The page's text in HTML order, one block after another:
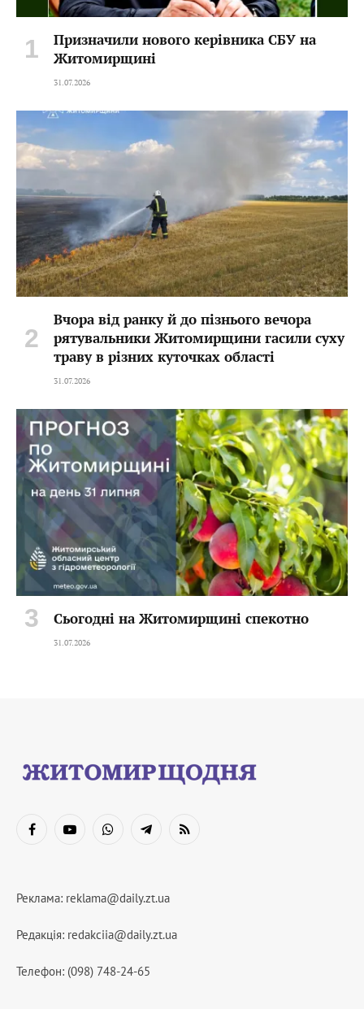
Призначили нового керівника СБУ на
Житомирщині
31.07.2026
Вчора від ранку й до пізнього вечора
рятувальники Житомирщини гасили суху
траву в різних куточках області
31.07.2026
Сьогодні на Житомирщині спекотно
31.07.2026
FacebookYouTubeWhatsAppTelegramRSS
Реклама: reklama@daily.zt.ua
Редакція: redakciia@daily.zt.ua
Телефон: (098) 748-24-65